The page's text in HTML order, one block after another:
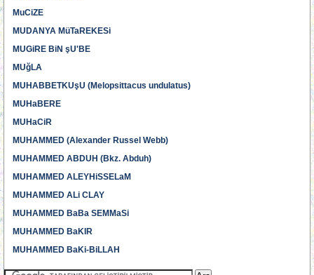
MuCiZE
MUDANYA MüTaREKESi
MUGiRE BiN şU'BE
MUğLA
MUHABBETKUşU (Melopsittacus undulatus)
MUHaBERE
MUHaCiR
MUHAMMED (Alexander Russel Webb)
MUHAMMED ABDUH (Bkz. Abduh)
MUHAMMED ALEYHiSSELaM
MUHAMMED ALi CLAY
MUHAMMED BaBa SEMMaSi
MUHAMMED BaKIR
MUHAMMED BaKi-BiLLAH